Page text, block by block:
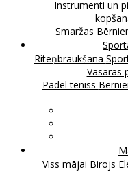
Instrumenti un
Smaržas
Riteņbraukšana
Vasaras
Padel teniss
Viss mājai Birojs